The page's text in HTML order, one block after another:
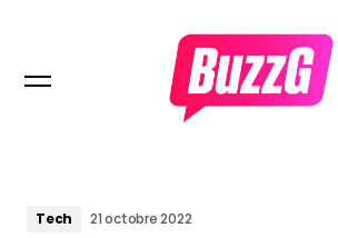
Tech 21 octobre 2022